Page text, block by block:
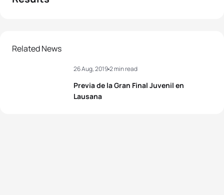
Related News
Previa de la Gran Final Juvenil en
Lausana
26 Aug, 20192 min read